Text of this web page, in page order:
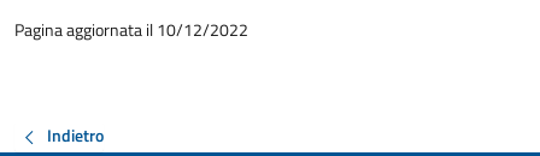
Pagina aggiornata il 10/12/2022
Indietro